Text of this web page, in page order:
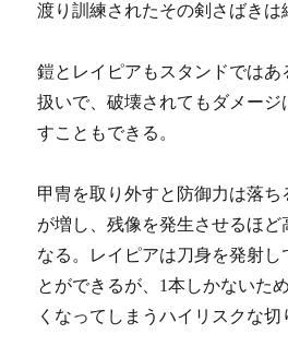
渡り訓練されたその剣さばきは
鎧とレイピアもスタンドではあ
扱いで、破壊されてもダメー
すこともできる。
甲冑を取り外すと防御力は落ち
が増し、残像を発生させるほど
なる。レイピアは刀身を発射し
とができるが、1本しかないた
くなってしまうハイリスクな切